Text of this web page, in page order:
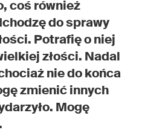
coś również
do sprawy
Potrafię o niej
złości. Nadal
nie do końca
zmienić innych
Mogę